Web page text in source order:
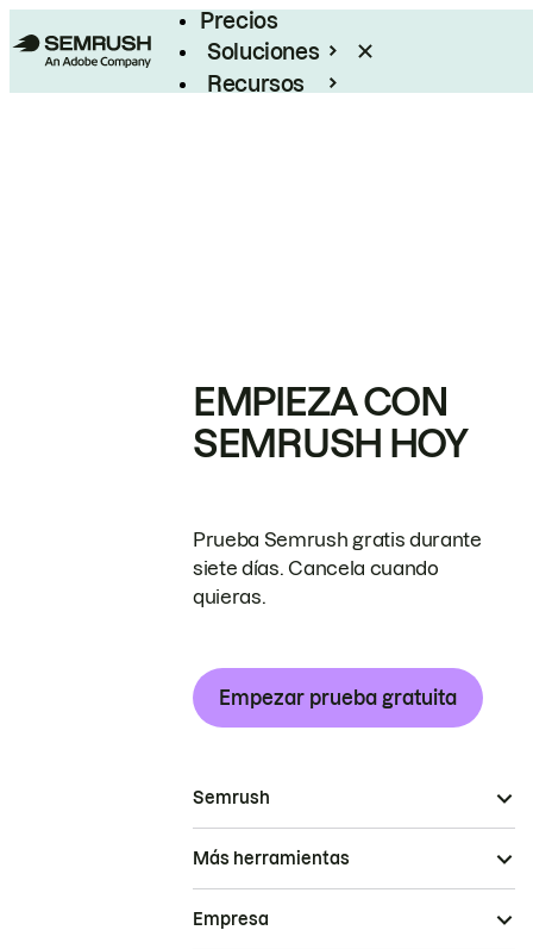
Precios
Soluciones
Recursos
EMPIEZA CON
SEMRUSH HOY
Prueba Semrush gratis durante
siete días. Cancela cuando
quieras.
Empezar prueba gratuita
Semrush
Más herramientas
Empresa